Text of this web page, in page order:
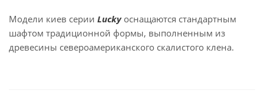
Модели киев серии Luckyоснащаются стандартным
шафтом традиционной формы, выполненным из
древесины североамериканского скалистого клена.